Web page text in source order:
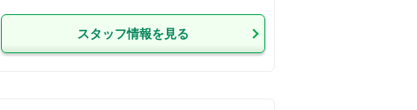
スタッフ情報を見る